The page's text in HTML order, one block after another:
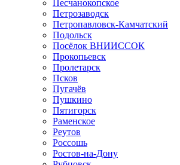
Песчанокопское
Петрозаводск
Петропавловск-Камчатский
Подольск
Посёлок ВНИИССОК
Прокопьевск
Пролетарск
Псков
Пугачёв
Пушкино
Пятигорск
Раменское
Реутов
Россошь
Ростов-на-Дону